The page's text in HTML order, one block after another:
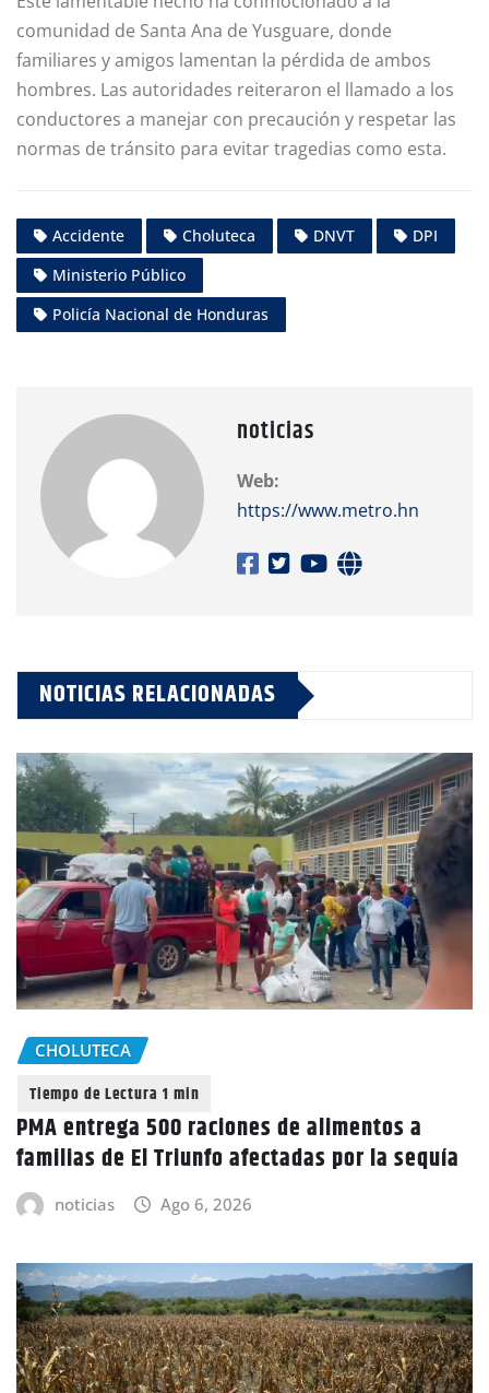
comunidad de Santa Ana de Yusguare, donde
familiares y amigos lamentan la pérdida de ambos
hombres. Las autoridades reiteraron el llamado a los
conductores a manejar con precaución y respetar las
normas de tránsito para evitar tragedias como esta.
Accidente Choluteca DNVT
DPI
Ministerio Público
Policía Nacional de Honduras
noticias
Web:
https://www.metro.hn
NOTICIAS RELACIONADAS
CHOLUTECA
PMA entrega 500 raciones de alimentos a
familias de El Triunfo afectadas por la sequía
noticias Ago 6, 2026